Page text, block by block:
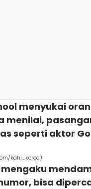
menyukai
menilai,
seperti aktor
kahi_korea)
mengaku
bisa